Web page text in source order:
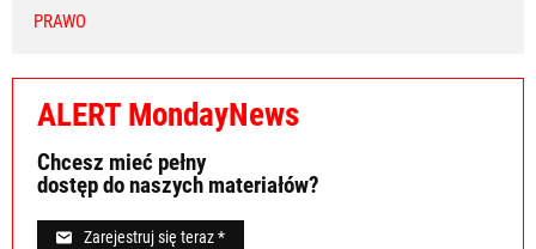
PRAWO
ALERT MondayNews
Chcesz mieć pełny
dostęp do naszych materiałów?
Zarejestruj się teraz *